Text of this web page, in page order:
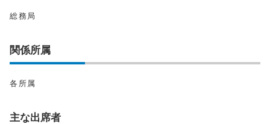
総務局
関係所属
各所属
主な出席者